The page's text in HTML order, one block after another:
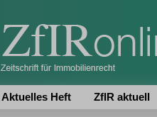
Aktuelles Heft ZfIR aktuell